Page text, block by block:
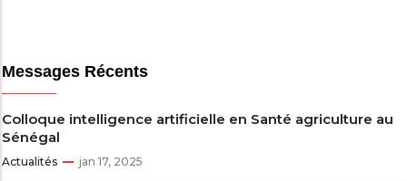
Messages Récents
Colloque intelligence artificielle en Santé agriculture au
Sénégal
Actualités jan 17, 2025